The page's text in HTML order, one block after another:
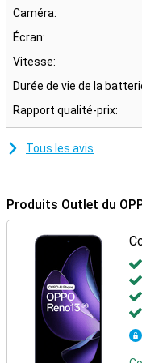
accès à des
écran partagé et une
l'OPPO Reno13 offre une
Caméra:
Écran:
Vitesse:
Durée de vie de la
Rapport qualité-prix:
Tous les avis
Produits Outlet du